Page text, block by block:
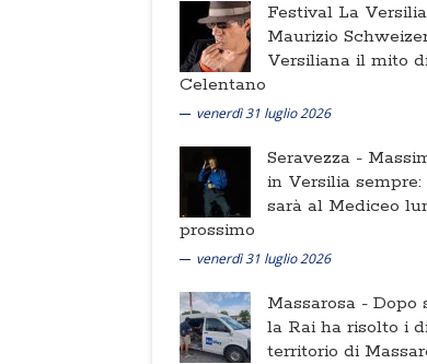
Festival La
Maurizio
Versiliana il mito
Celentano
venerdì 31 luglio 2026
Seravezza -
in Versilia
sarà al Mediceo
prossimo
venerdì 31 luglio 2026
Massarosa - Dopo
la Rai ha risolto i
territorio di